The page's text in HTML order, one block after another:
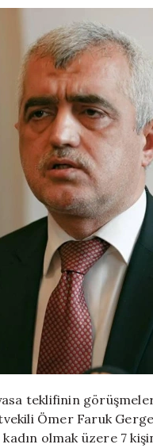
teklifinin
Ömer Faruk
olmak üzere 7